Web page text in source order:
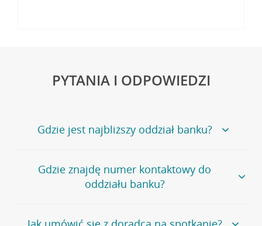
PYTANIA I ODPOWIEDZI
Gdzie jest najbliższy oddział banku?
Jeśli szukasz oddziału naszego banku, zapraszamy na
stronęPlacówki i bankomaty, na której znajduje się
wygodna wyszukiwarka.
oddziałów
Gdzie znajdę numer kontaktowy do
oddziału banku?
Bank Credit Agricole nie udostępnia ogólnego numeru